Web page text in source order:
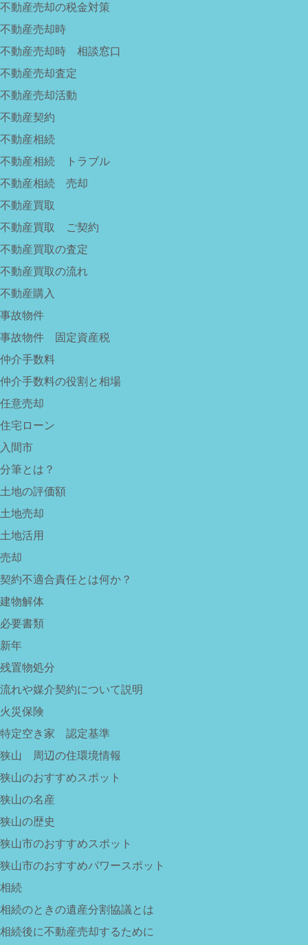
不動産売却の税金対策
不動産売却時
不動産売却時 相談窓口
不動産売却査定
不動産売却活動
不動産契約
不動産相続
不動産相続 トラブル
不動産相続 売却
不動産買取
不動産買取 ご契約
不動産買取の査定
不動産買取の流れ
不動産購入
事故物件
事故物件 固定資産税
仲介手数料
仲介手数料の役割と相場
任意売却
住宅ローン
入間市
分筆とは？
土地の評価額
土地売却
土地活用
売却
契約不適合責任とは何か？
建物解体
必要書類
新年
残置物処分
流れや媒介契約について説明
火災保険
特定空き家 認定基準
狭山 周辺の住環境情報
狭山のおすすめスポット
狭山の名産
狭山の歴史
狭山市のおすすめスポット
狭山市のおすすめパワースポット
相続
相続のときの遺産分割協議とは
相続後に不動産売却するために